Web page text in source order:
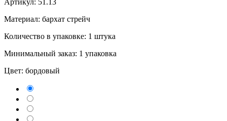
Артикул: 51.13
Материал: бархат стрейч
Количество в упаковке: 1 штука
Минимальный заказ: 1 упаковка
Цвет: бордовый